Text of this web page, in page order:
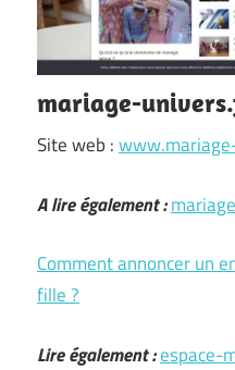
mariage-
Site web :
A lire également :
Comment annoncer un
fille ?
Lire également :espace-